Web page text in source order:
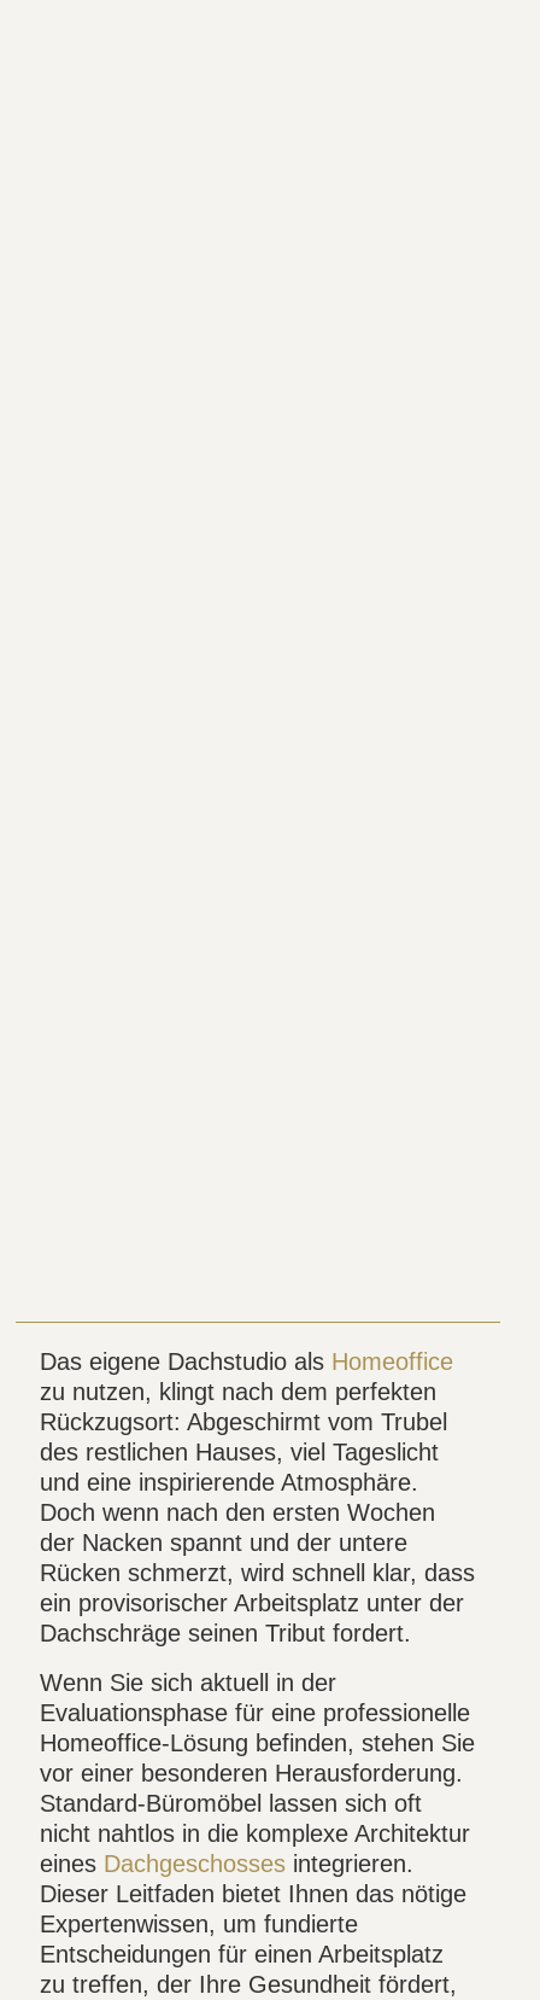
Das eigene Dachstudio als Homeoffice
zu nutzen, klingt nach dem perfekten
Rückzugsort: Abgeschirmt vom Trubel
des restlichen Hauses, viel Tageslicht
und eine inspirierende Atmosphäre.
Doch wenn nach den ersten Wochen
der Nacken spannt und der untere
Rücken schmerzt, wird schnell klar, dass
ein provisorischer Arbeitsplatz unter der
Dachschräge seinen Tribut fordert.
Wenn Sie sich aktuell in der
Evaluationsphase für eine professionelle
Homeoffice-Lösung befinden, stehen Sie
vor einer besonderen Herausforderung.
Standard-Büromöbel lassen sich oft
nicht nahtlos in die komplexe Architektur
eines Dachgeschosses integrieren.
Dieser Leitfaden bietet Ihnen das nötige
Expertenwissen, um fundierte
Entscheidungen für einen Arbeitsplatz
zu treffen, der Ihre Gesundheit fördert,